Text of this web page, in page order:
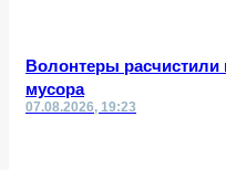
Волонтеры
мусора
07.08.2026, 19:23